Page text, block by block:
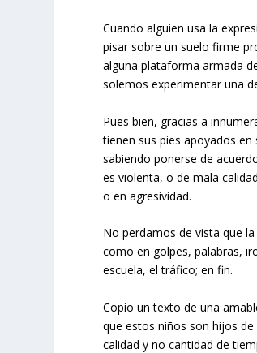
Cuando alguien usa la
pisar sobre un suelo firme
alguna plataforma armada
solemos experimentar una
Pues bien, gracias a
tienen sus pies apoyados
sabiendo ponerse de
es violenta, o de mala
o en agresividad.
No perdamos de vista que
como en golpes, palabras,
escuela, el tráfico; en fin.
Copio un texto de una
que estos niños son hijos
calidad y no cantidad de